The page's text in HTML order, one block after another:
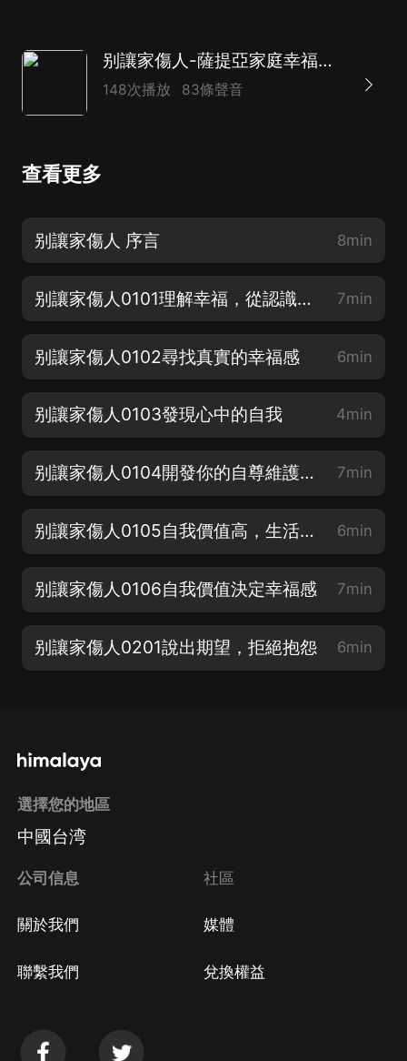
别讓家傷人-薩提亞家庭幸福指南｜告别代際創傷，改善家庭關系｜重塑親密關系｜家庭治療
148次播放 83條聲音
查看更多
别讓家傷人 序言 8min
别讓家傷人0101理解幸福，從認識內在開始 7min
别讓家傷人0102尋找真實的幸福感 6min
别讓家傷人0103發現心中的自我 4min
别讓家傷人0104開發你的自尊維護工具箱 7min
别讓家傷人0105自我價值高，生活更美好 6min
别讓家傷人0106自我價值決定幸福感 7min
别讓家傷人0201說出期望，拒絕抱怨 6min
選擇您的地區
中國台湾
公司信息
關於我們
聯繫我們
社區
媒體
兌換權益